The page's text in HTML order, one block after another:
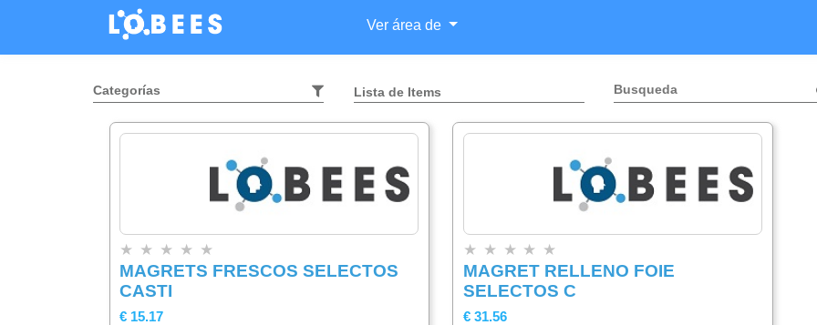
Ver área de
Categorías Lista de Items
Categorías
×
Lista
De
Items
×
Buscador
×
★ ★ ★ ★ ★
MAGRETS FRESCOS SELECTOS
CASTI
€ 15.17
★ ★ ★ ★ ★
MAGRET RELLENO FOIE
SELECTOS C
€ 31.56